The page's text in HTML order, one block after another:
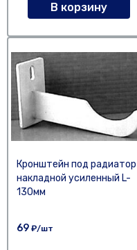
В корзину
Кронштейн под радиатор
накладной усиленный L-
130мм
69 ₽/шт